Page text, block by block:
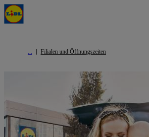
Filialen und Öffnungszeiten